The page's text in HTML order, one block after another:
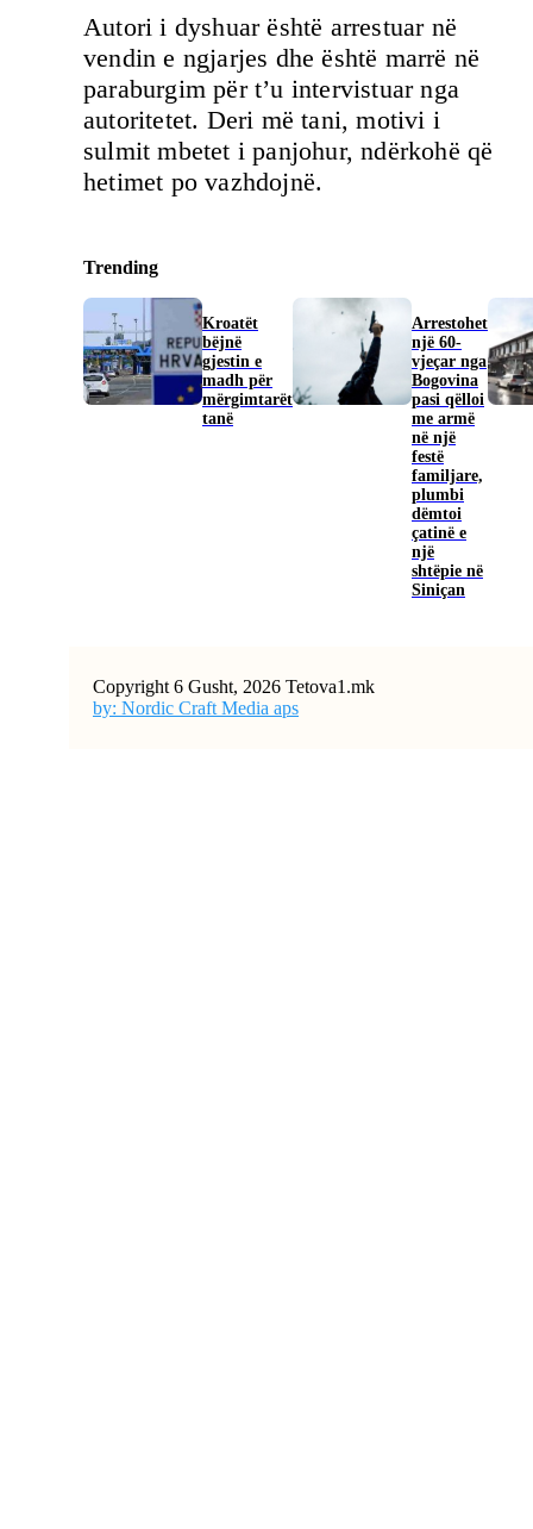
Autori i dyshuar është arrestuar në
vendin e ngjarjes dhe është marrë në
paraburgim për t’u intervistuar nga
autoritetet. Deri më tani, motivi i
sulmit mbetet i panjohur, ndërkohë që
hetimet po vazhdojnë.
Trending
Kroatët
bëjnë
gjestin e
madh për
mërgimtarët
tanë
Arrestohet
një 60-
vjeçar nga
Bogovina
pasi qëlloi
me armë
në një
festë
familjare,
plumbi
dëmtoi
çatinë e
një
shtëpie në
Siniçan
Copyright 6 Gusht, 2026 Tetova1.mk
by: Nordic Craft Media aps